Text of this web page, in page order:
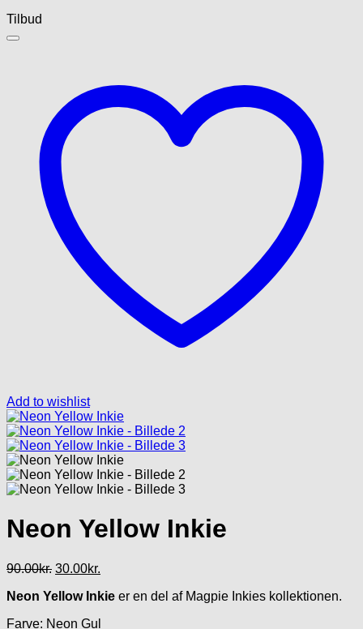
Tilbud
Add to wishlist
Neon Yellow Inkie
90.00kr. Den
pris
90.00kr..
30.00kr.
pris
30.00kr..
Neon Yellow Inkie er en del af Magpie Inkies kollektionen.
Farve: Neon Gul